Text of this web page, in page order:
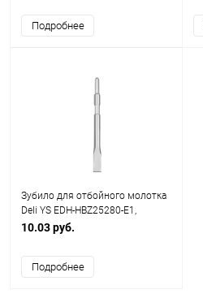
Подробнее
Зубило для отбойного молотка
Deli YS EDH-HBZ25280-E1,
плоское, 17 x 280 x 25 мм, HEX
10.03 руб.
Подробнее